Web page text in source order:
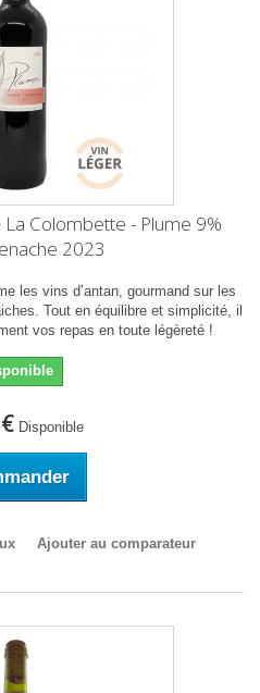
Colombette - Plume 9%
2023
les vins d’antan, gourmand sur les
Tout en équilibre et simplicité, il
vos repas en toute légèreté !
Disponible
Ajouter au comparateur